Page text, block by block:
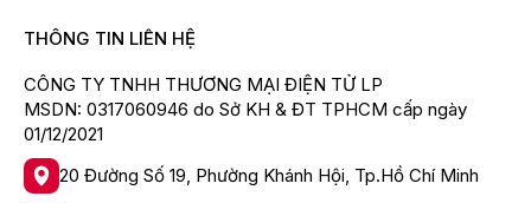
THÔNG TIN LIÊN HỆ
CÔNG TY TNHH THƯƠNG MẠI ĐIỆN TỬ LP
MSDN: 0317060946 do Sở KH & ĐT TPHCM cấp ngày
01/12/2021
20 Đường Số 19, Phường Khánh Hội, Tp.Hồ Chí Minh